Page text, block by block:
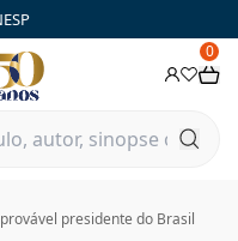
0
presidente do Brasil